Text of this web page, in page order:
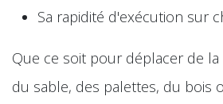
Sa rapidité d'exécution sur
Que ce soit pour déplacer de la
du sable, des palettes, du bois